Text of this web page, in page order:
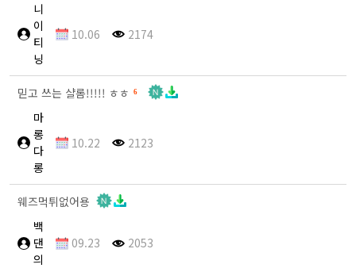
니
이
티
닝
10.06 2174
믿고 쓰는 샬롬!!!!! ㅎㅎ 6
마
롱
다
롱
10.22 2123
웨즈먹튀없어용
백
댄
의
09.23 2053